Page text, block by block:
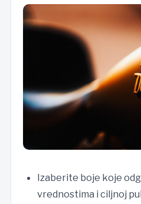
Izaberite boje koje
vrednostima i ciljnoj